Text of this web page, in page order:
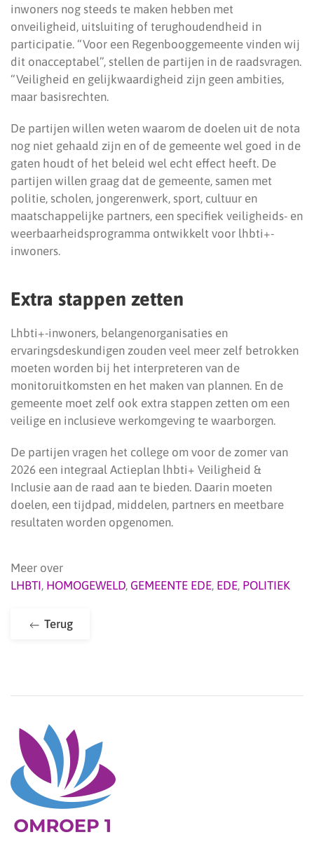
inwoners nog steeds te maken hebben met
onveiligheid, uitsluiting of terughoudendheid in
participatie. “Voor een Regenbooggemeente vinden wij
dit onacceptabel”, stellen de partijen in de raadsvragen.
“Veiligheid en gelijkwaardigheid zijn geen ambities,
maar basisrechten.
De partijen willen weten waarom de doelen uit de nota
nog niet gehaald zijn en of de gemeente wel goed in de
gaten houdt of het beleid wel echt effect heeft. De
partijen willen graag dat de gemeente, samen met
politie, scholen, jongerenwerk, sport, cultuur en
maatschappelijke partners, een specifiek veiligheids- en
weerbaarheidsprogramma ontwikkelt voor lhbti+-
inwoners.
Extra stappen zetten
Lhbti+-inwoners, belangenorganisaties en
ervaringsdeskundigen zouden veel meer zelf betrokken
moeten worden bij het interpreteren van de
monitoruitkomsten en het maken van plannen. En de
gemeente moet zelf ook extra stappen zetten om een
veilige en inclusieve werkomgeving te waarborgen.
De partijen vragen het college om voor de zomer van
2026 een integraal Actieplan lhbti+ Veiligheid &
Inclusie aan de raad aan te bieden. Daarin moeten
doelen, een tijdpad, middelen, partners en meetbare
resultaten worden opgenomen.
Meer over
LHBTI, HOMOGEWELD, GEMEENTE EDE, EDE, POLITIEK
Terug